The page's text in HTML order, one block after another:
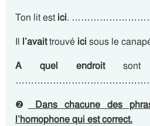
Ton lit est ici.
Il l’avaittrouvé ici sous le
A quel endroitsont
❷
Dans chacune des
l’homophone qui est correct.